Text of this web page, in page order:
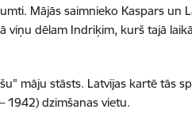
Mājās saimnieko Kaspars un
viņu dēlam Indriķim, kurš tajā
māju stāsts. Latvijas kartē tās
1942) dzimšanas vietu.